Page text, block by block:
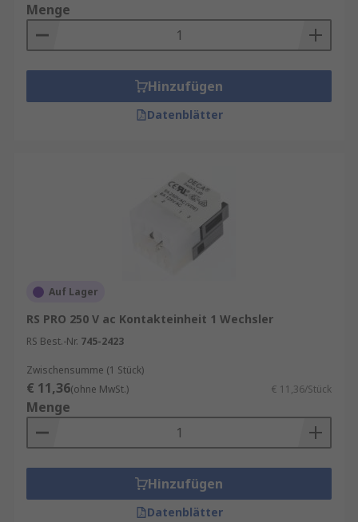
Menge
Hinzufügen
Datenblätter
Auf Lager
RS PRO 250 V ac Kontakteinheit 1 Wechsler
RS Best.-Nr. 745-2423
Zwischensumme (1 Stück)
€ 11,36(ohne MwSt.) € 11,36/Stück
Menge
Hinzufügen
Datenblätter